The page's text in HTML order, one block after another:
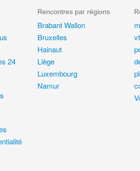
24
Rencontres par régions
Brabant Wallon
Bruxelles
Hainaut
Liège
Luxembourg
Namur